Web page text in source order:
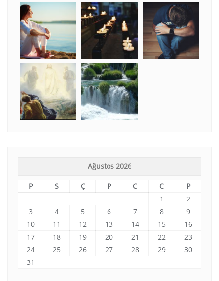
Ağustos 2026
P S Ç P C C
P
1
2
3
4 5 6 7 8
9
10
11 12 13 14 15
16
17
18 19 20 21 22
23
24
25 26 27 28 29
30
31